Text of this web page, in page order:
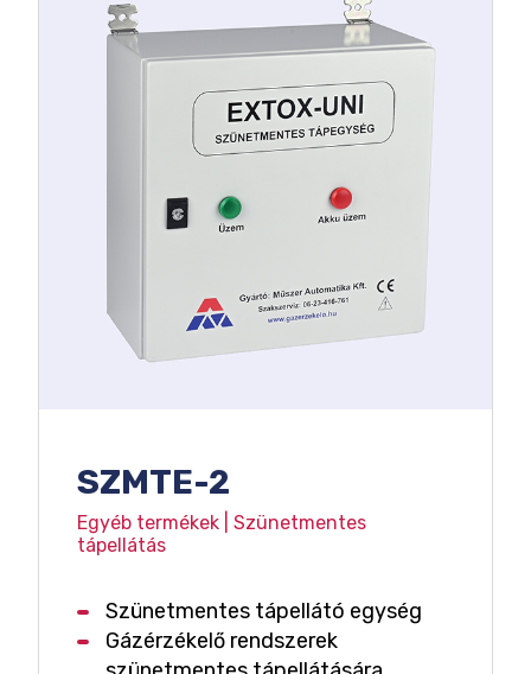
SZMTE-2
Egyéb termékek | Szünetmentes
tápellátás
Szünetmentes tápellátó egység
Gázérzékelő rendszerek